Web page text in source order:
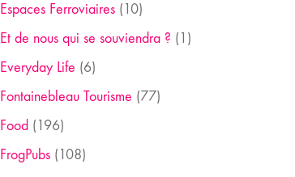
Espaces Ferroviaires(10)
Et de nous qui se souviendra ? (1)
Everyday Life (6)
Fontainebleau Tourisme (77)
Food (196)
FrogPubs(108)